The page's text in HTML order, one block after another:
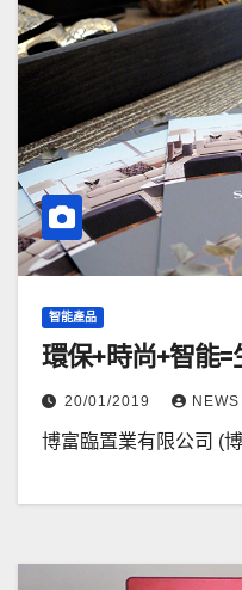
智能產品
環保+時尚+智能=
20/01/2019 NEWS
博富臨置業有限公司 (